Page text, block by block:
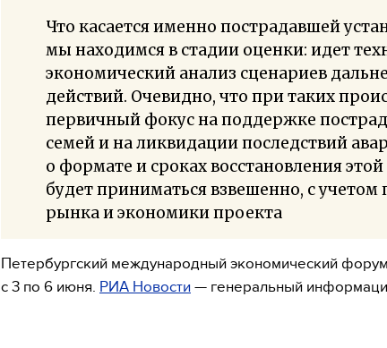
Что касается именно пострадавшей
мы находимся в стадии оценки: идет
экономический анализ сценариев
действий. Очевидно, что при таких
первичный фокус на поддержке
семей и на ликвидации последствий
о формате и сроках восстановления
будет приниматься взвешенно, с учетом
рынка и экономики проекта
Петербургский международный экономический форум
с 3 по 6 июня. РИА Новости — генеральный